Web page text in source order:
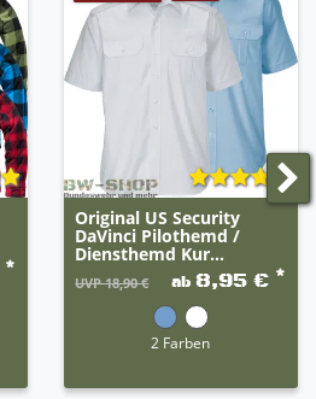
*
Original US Security
DaVinci Pilothemd /
Diensthemd Kur...
UVP 18,90 € ab 8,95 € *
2 Farben